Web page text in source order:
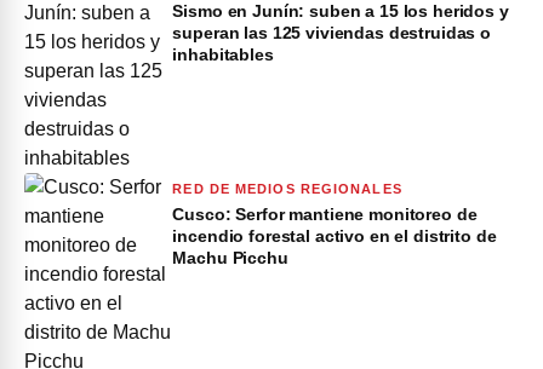
Sismo en Junín: suben a 15 los heridos y
superan las 125 viviendas destruidas o
inhabitables
RED DE MEDIOS REGIONALES
Cusco: Serfor mantiene monitoreo de
incendio forestal activo en el distrito de
Machu Picchu